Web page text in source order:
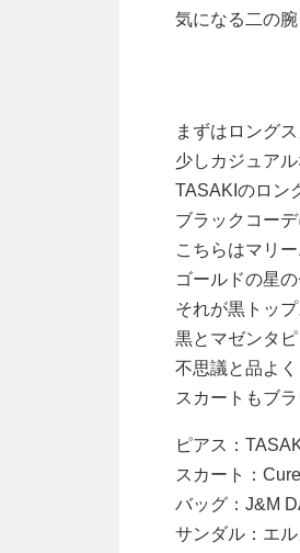
気になる二の腕
まずはロング
少しカジュアル
TASAKIのロン
ブラックコー
こちらはマリ
ゴールドの星
それが黒トッ
黒とマゼンタ
不思議と品よ
スカートもブ
ピアス：
スカート：
バッグ：J&M
サンダル：エル